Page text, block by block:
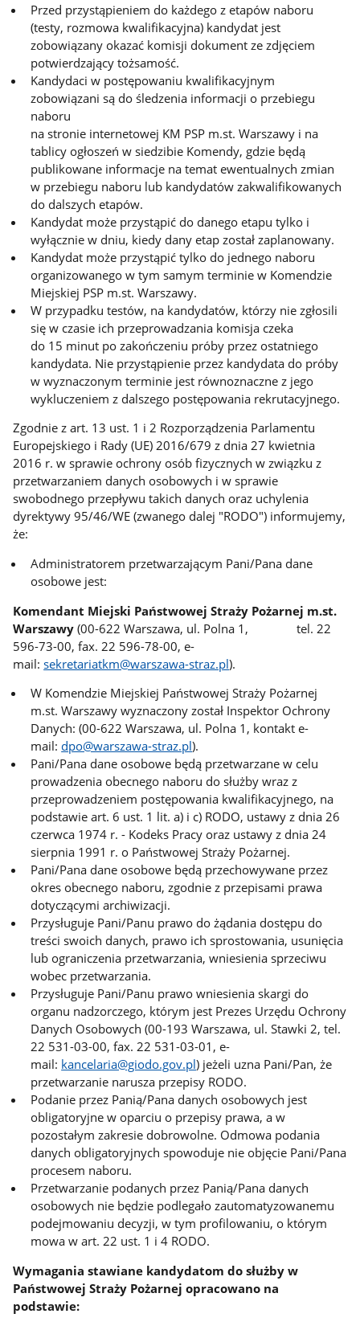
Przed przystąpieniem do każdego z etapów naboru
(testy, rozmowa kwalifikacyjna) kandydat jest
zobowiązany okazać komisji dokument ze zdjęciem
potwierdzający tożsamość.
Kandydaci w postępowaniu kwalifikacyjnym
zobowiązani są do śledzenia informacji o przebiegu
naboru
na stronie internetowej KM PSP m.st. Warszawy i na
tablicy ogłoszeń w siedzibie Komendy, gdzie będą
publikowane informacje na temat ewentualnych zmian
w przebiegu naboru lub kandydatów zakwalifikowanych
do dalszych etapów.
Kandydat może przystąpić do danego etapu tylko i
wyłącznie w dniu, kiedy dany etap został zaplanowany.
Kandydat może przystąpić tylko do jednego naboru
organizowanego w tym samym terminie w Komendzie
Miejskiej PSP m.st. Warszawy.
W przypadku testów, na kandydatów, którzy nie zgłosili
się w czasie ich przeprowadzania komisja czeka
do 15 minut po zakończeniu próby przez ostatniego
kandydata. Nie przystąpienie przez kandydata do próby
w wyznaczonym terminie jest równoznaczne z jego
wykluczeniem z dalszego postępowania rekrutacyjnego.
Zgodnie z art. 13 ust. 1 i 2 Rozporządzenia Parlamentu
Europejskiego i Rady (UE) 2016/679 z dnia 27 kwietnia
2016 r. w sprawie ochrony osób fizycznych w związku z
przetwarzaniem danych osobowych i w sprawie
swobodnego przepływu takich danych oraz uchylenia
dyrektywy 95/46/WE (zwanego dalej "RODO") informujemy,
że:
Administratorem przetwarzającym Pani/Pana dane
osobowe jest:
Komendant Miejski Państwowej Straży Pożarnej m.st.
Warszawy (00-622 Warszawa, ul. Polna 1, tel. 22
596-73-00, fax. 22 596-78-00, e-
mail:sekretariatkm@warszawa-straz.pl).
W Komendzie Miejskiej Państwowej Straży Pożarnej
m.st. Warszawy wyznaczony został Inspektor Ochrony
Danych: (00-622 Warszawa, ul. Polna 1, kontakt e-
mail:dpo@warszawa-straz.pl).
Pani/Pana dane osobowe będą przetwarzane w celu
prowadzenia obecnego naboru do służby wraz z
przeprowadzeniem postępowania kwalifikacyjnego, na
podstawie art. 6 ust. 1 lit. a) i c) RODO, ustawy z dnia 26
czerwca 1974 r. - Kodeks Pracy oraz ustawy z dnia 24
sierpnia 1991 r. o Państwowej Straży Pożarnej.
Pani/Pana dane osobowe będą przechowywane przez
okres obecnego naboru, zgodnie z przepisami prawa
dotyczącymi archiwizacji.
Przysługuje Pani/Panu prawo do żądania dostępu do
treści swoich danych, prawo ich sprostowania, usunięcia
lub ograniczenia przetwarzania, wniesienia sprzeciwu
wobec przetwarzania.
Przysługuje Pani/Panu prawo wniesienia skargi do
organu nadzorczego, którym jest Prezes Urzędu Ochrony
Danych Osobowych (00-193 Warszawa, ul. Stawki 2, tel.
22 531-03-00, fax. 22 531-03-01, e-
mail: kancelaria@giodo.gov.pl) jeżeli uzna Pani/Pan, że
przetwarzanie narusza przepisy RODO.
Podanie przez Panią/Pana danych osobowych jest
obligatoryjne w oparciu o przepisy prawa, a w
pozostałym zakresie dobrowolne. Odmowa podania
danych obligatoryjnych spowoduje nie objęcie Pani/Pana
procesem naboru.
Przetwarzanie podanych przez Panią/Pana danych
osobowych nie będzie podlegało zautomatyzowanemu
podejmowaniu decyzji, w tym profilowaniu, o którym
mowa w art. 22 ust. 1 i 4 RODO.
Wymagania stawiane kandydatom do służby w
Państwowej Straży Pożarnej opracowano na
podstawie: